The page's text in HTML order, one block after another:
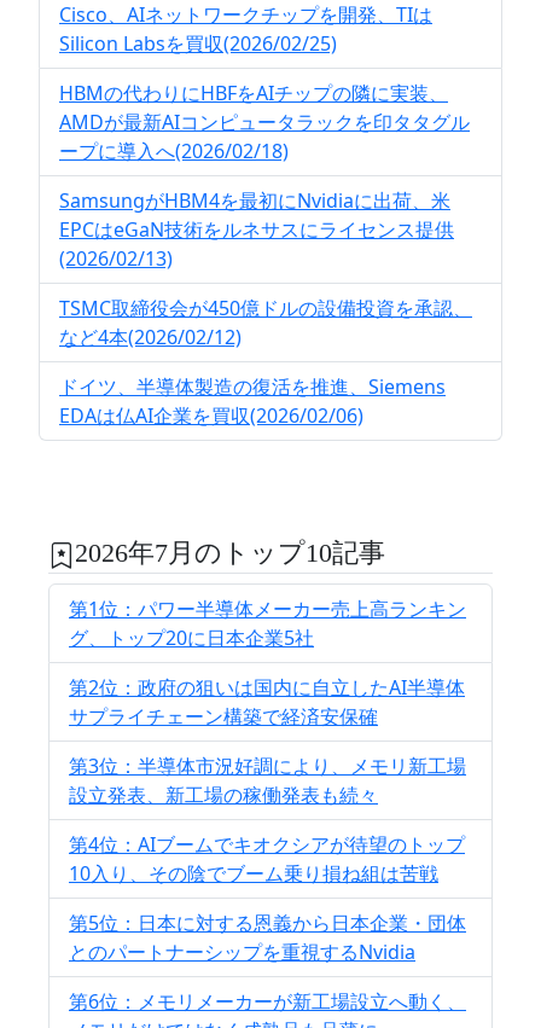
Cisco、AIネットワークチップを開発、TIは
Silicon Labsを買収(2026/02/25)
HBMの代わりにHBFをAIチップの隣に実装、
AMDが最新AIコンピュータラックを印タタグル
ープに導入へ(2026/02/18)
SamsungがHBM4を最初にNvidiaに出荷、米
EPCはeGaN技術をルネサスにライセンス提供
(2026/02/13)
TSMC取締役会が450億ドルの設備投資を承認、
など4本(2026/02/12)
ドイツ、半導体製造の復活を推進、Siemens
EDAは仏AI企業を買収(2026/02/06)
2026年7月のトップ10記事
第1位：パワー半導体メーカー売上高ランキン
グ、トップ20に日本企業5社
第2位：政府の狙いは国内に自立したAI半導体
サプライチェーン構築で経済安保確
第3位：半導体市況好調により、メモリ新工場
設立発表、新工場の稼働発表も続々
第4位：AIブームでキオクシアが待望のトップ
10入り、その陰でブーム乗り損ね組は苦戦
第5位：日本に対する恩義から日本企業・団体
とのパートナーシップを重視するNvidia
第6位：メモリメーカーが新工場設立へ動く、